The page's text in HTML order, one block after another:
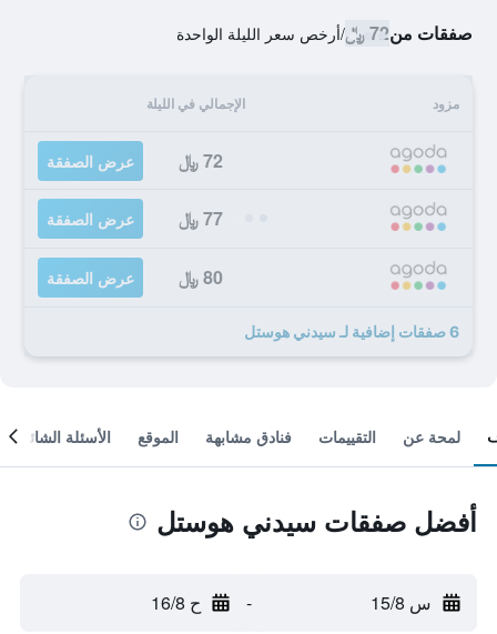
صفقات من72 ﷼ /أرخص سعر الليلة الواحدة
مزود الإجمالي في الليلة
72 ﷼ عرض الصفقة
77 ﷼ عرض الصفقة
80 ﷼ عرض الصفقة
6 صفقات إضافية لـ سيدني هوستل
لمحة عن التقييمات فنادق مشابهة الموقع الأسئلة الشائعة
أفضل صفقات سيدني هوستل
س 15/8 - ح 16/8